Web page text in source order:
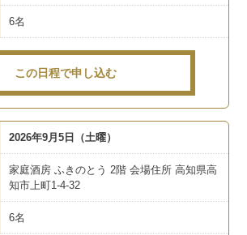
6名
この日程で申し込む
2026年9月5日（土曜）
家庭酒房 ふきのとう 2階 会場住所 高知県高
知市上町1-4-32
6名